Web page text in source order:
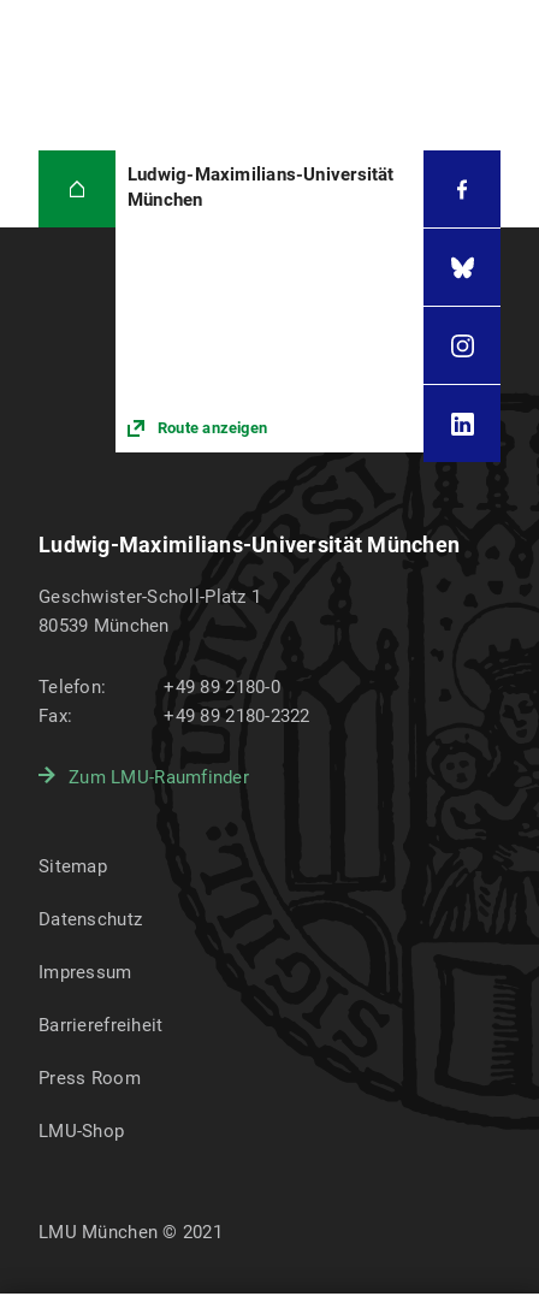
Ludwig-Maximilians-Universität
München
Route anzeigen
Ludwig-Maximilians-Universität München
Geschwister-Scholl-Platz 1
80539 München
Telefon:
+49 89 2180-0
Fax:
+49 89 2180-2322
Zum LMU-Raumfinder
Sitemap
Datenschutz
Impressum
Barrierefreiheit
Press Room
LMU-Shop
LMU München © 2021